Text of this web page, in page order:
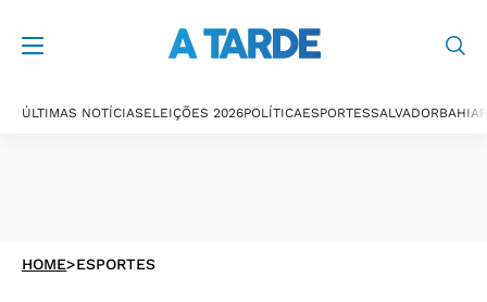
ÚLTIMAS NOTÍCIASELEIÇÕES 2026POLÍTICAESPORTESSALVADORBAHIA
HOME>ESPORTES